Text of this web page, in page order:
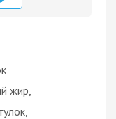
жир,